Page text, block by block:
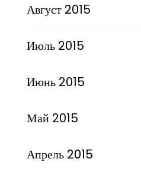
Август 2015
Июль 2015
Июнь 2015
Май 2015
Апрель 2015